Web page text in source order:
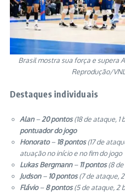
Brasil mostra sua força e supera
Reprodução/
Destaques individuais
Alan– 20 pontos(18 de ataque, 1
pontuador do jogo
Honorato– 18 pontos(17 de
atuação no início e no fim do jogo
Lukas Bergmann– 11 pontos(8 de
Judson– 10 pontos(7 de ataque,
Flávio– 8 pontos(5 de ataque, 2